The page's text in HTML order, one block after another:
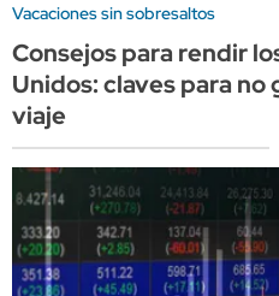
Vacaciones sin sobresaltos
Consejos para rendir
Unidos: claves para no
viaje